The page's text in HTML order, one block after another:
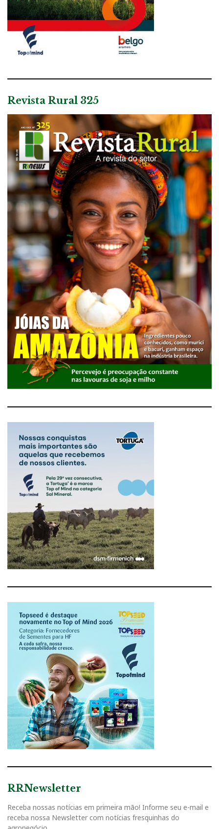
Revista Rural 325
RRNewsletter
Receba nossas notícias em primeira mão! Informe seu e-mail e
receba nossa Newsletter com notícias fresquinhas do